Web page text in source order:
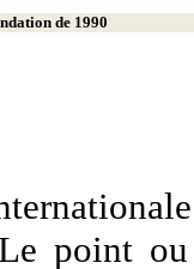
de 1990
point